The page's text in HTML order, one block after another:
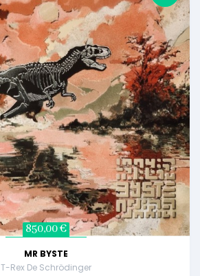
850,00 €
MR BYSTE
T-Rex De Schrödinger